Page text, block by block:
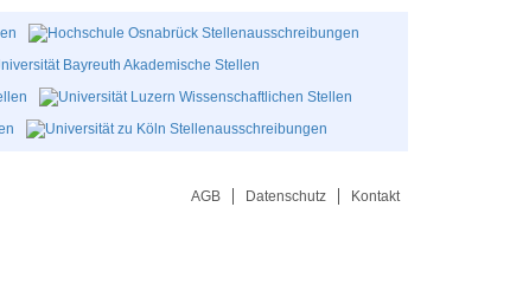
AGB Datenschutz Kontakt